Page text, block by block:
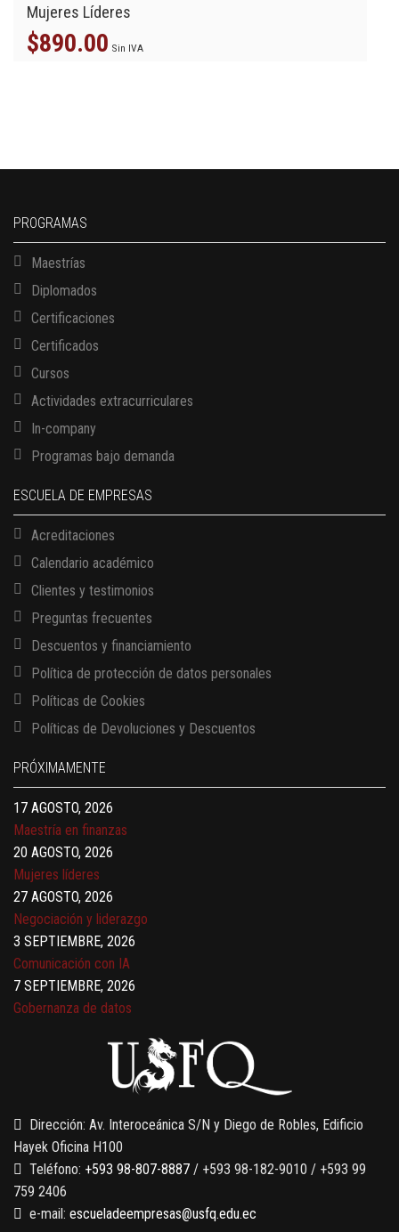
Mujeres Líderes
$890.00 Sin IVA
PROGRAMAS
Maestrías
Diplomados
Certificaciones
Certificados
Cursos
Actividades extracurriculares
In-company
Programas bajo demanda
ESCUELA DE EMPRESAS
Acreditaciones
Calendario académico
Clientes y testimonios
Preguntas frecuentes
Descuentos y financiamiento
Política de protección de datos personales
Políticas de Cookies
Políticas de Devoluciones y Descuentos
PRÓXIMAMENTE
Finanzas para no financieros
17 AGOSTO, 2026
Gerencia de empresas familiares
17 AGOSTO, 2026
17 AGOSTO, 2026
Maestría en finanzas
20 AGOSTO, 2026
Mujeres líderes
27 AGOSTO, 2026
Negociación y liderazgo
3 SEPTIEMBRE, 2026
Comunicación con IA
7 SEPTIEMBRE, 2026
Gobernanza de datos
13 AGOSTO, 2026
Finanzas para no financieros
Dirección: Av. Interoceánica S/N y Diego de Robles, Edificio
Hayek Oficina H100
Teléfono: +593 98-807-8887 / +593 98-182-9010 / +593 99
759 2406
e-mail: escueladeempresas@usfq.edu.ec